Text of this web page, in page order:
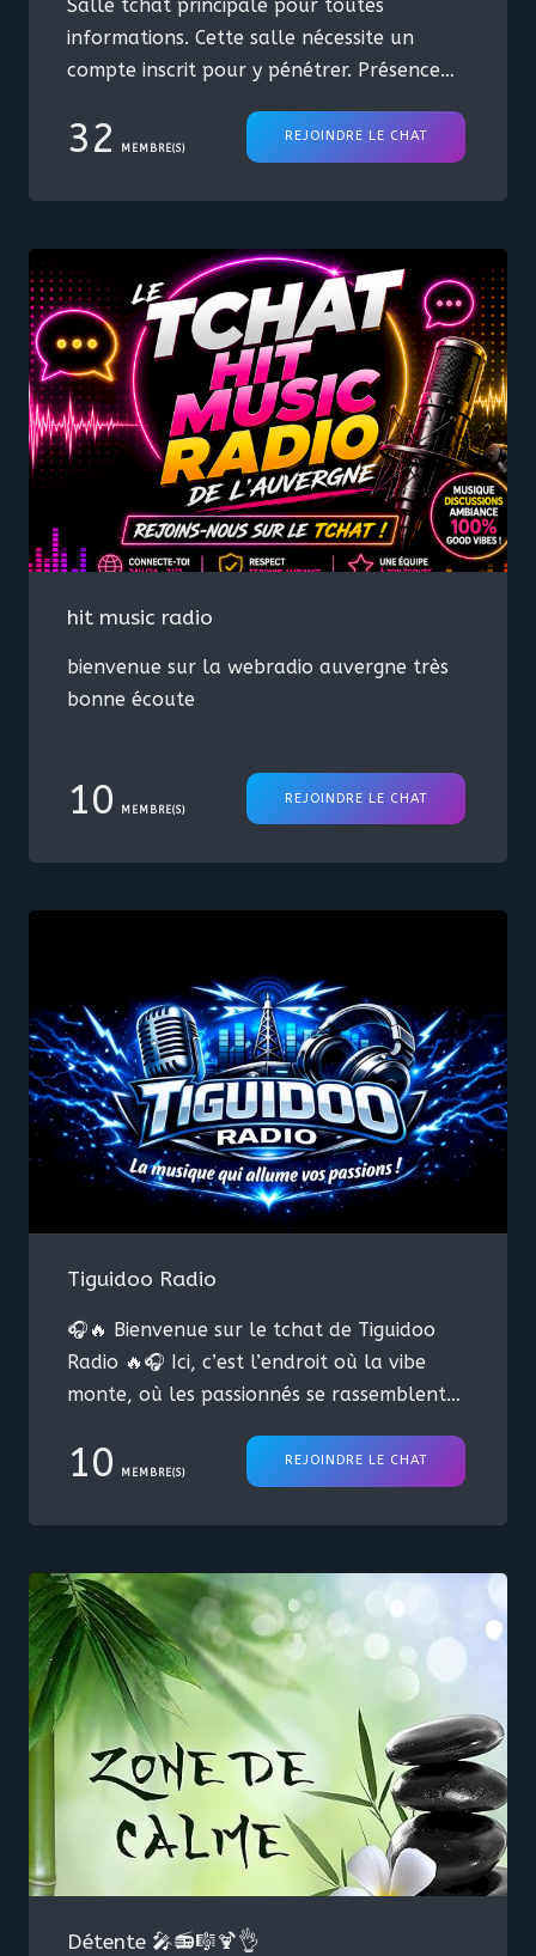
Salle tchat principale pour toutes
informations. Cette salle nécessite un
compte inscrit pour y pénétrer. Présence
32 MEMBRE(S)
REJOINDRE LE CHAT
hit music radio
bienvenue sur la webradio auvergne très
bonne écoute
10 MEMBRE(S)
REJOINDRE LE CHAT
Tiguidoo Radio
🎧🔥 Bienvenue sur le tchat de Tiguidoo
Radio 🔥🎧 Ici, c’est l’endroit où la vibe
monte, où les passionnés se rassemblent
Que tu sois là pour découvrir, jaser ou
simplement te laisser emporter par le
son… t’es à la bonne place ! 💥 Tiguidoo
passions 💥 Alors installe-toi, monte le
volume et fais-toi entendre dans le tchat !
🎶🔥
10 MEMBRE(S)
REJOINDRE LE CHAT
Détente 🎤📻🎼🍹👌